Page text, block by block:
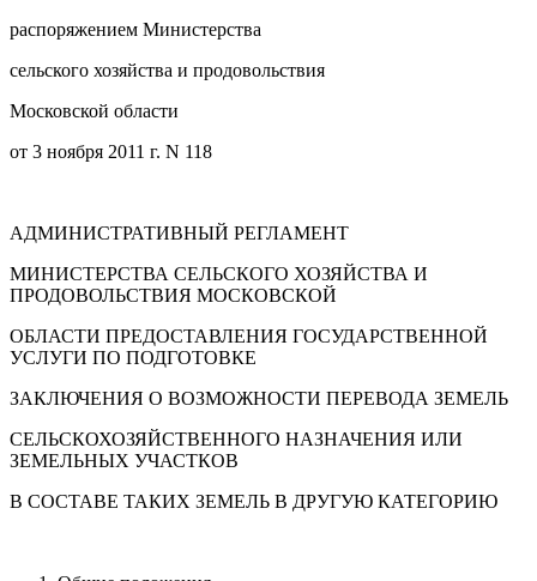
распоряжением Министерства
сельского хозяйства и продовольствия
Московской области
от 3 ноября 2011 г. N 118
АДМИНИСТРАТИВНЫЙ РЕГЛАМЕНТ
МИНИСТЕРСТВА СЕЛЬСКОГО ХОЗЯЙСТВА И
ПРОДОВОЛЬСТВИЯ МОСКОВСКОЙ
ОБЛАСТИ ПРЕДОСТАВЛЕНИЯ ГОСУДАРСТВЕННОЙ
УСЛУГИ ПО ПОДГОТОВКЕ
ЗАКЛЮЧЕНИЯ О ВОЗМОЖНОСТИ ПЕРЕВОДА ЗЕМЕЛЬ
СЕЛЬСКОХОЗЯЙСТВЕННОГО НАЗНАЧЕНИЯ ИЛИ
ЗЕМЕЛЬНЫХ УЧАСТКОВ
В СОСТАВЕ ТАКИХ ЗЕМЕЛЬ В ДРУГУЮ КАТЕГОРИЮ